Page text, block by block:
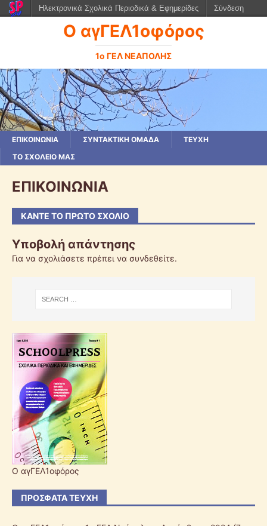
Ο αγΓΕΛ1οφόρος
1ο ΓΕΛ ΝΕΑΠΟΛΗΣ
ΕΠΙΚΟΙΝΩΝΙΑ ΣΥΝΤΑΚΤΙΚΗ ΟΜΑΔΑ
ΤΕΥΧΗ
ΤΟ ΣΧΟΛΕΙΟ ΜΑΣ
ΕΠΙΚΟΙΝΩΝΙΑ
ΚΆΝΤΕ ΤΟ ΠΡΏΤΟ ΣΧΌΛΙΟ
Υποβολή απάντησης
Για να σχολιάσετε πρέπει να συνδεθείτε.
Ο αγΓΕΛ1οφόρος
ΠΡΌΣΦΑΤΑ ΤΕΎΧΗ
Ηλεκτρονικά Σχολικά Περιοδικά & Εφημερίδες Σύνδεση